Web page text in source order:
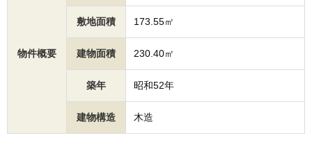
物件概要
敷地面積 173.55㎡
建物面積 230.40㎡
築年 昭和52年
建物構造 木造